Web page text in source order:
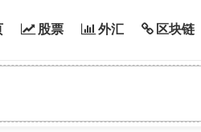
股票 外汇 区块链